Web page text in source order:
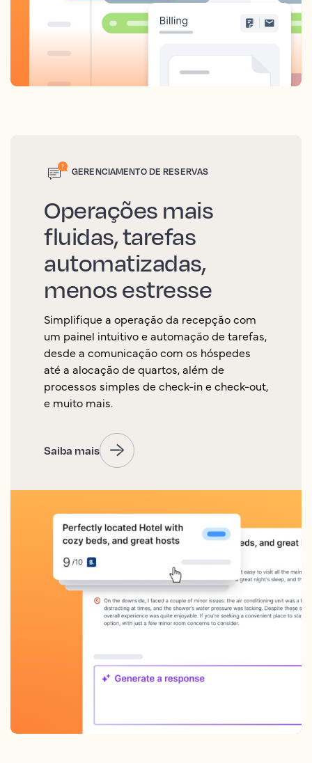
GERENCIAMENTO DE RESERVAS
Operações mais
fluidas, tarefas
automatizadas,
menos estresse
Simplifique a operação da recepção com
um painel intuitivo e automação de tarefas,
desde a comunicação com os hóspedes
até a alocação de quartos, além de
processos simples de check-in e check-out,
e muito mais.
Saiba mais